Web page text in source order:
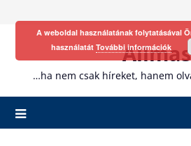
Allmas
…ha nem csak híreket, hanem
A weboldal használatának folytatásával
használatát További információk